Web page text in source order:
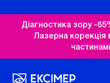
Діагностика зору -
Лазерна корекція